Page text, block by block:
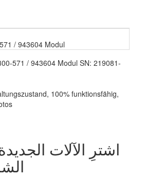
/ 943604 Modul
571 / 943604 Modul SN: 219081-
100% funktionsfähig,
اشترِ الآلات